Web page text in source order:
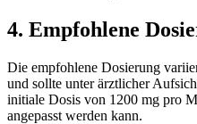
4. Empfohlene
Die empfohlene Dosierung
und sollte unter ärztlicher
initiale Dosis von 1200 mg pro
angepasst werden kann.